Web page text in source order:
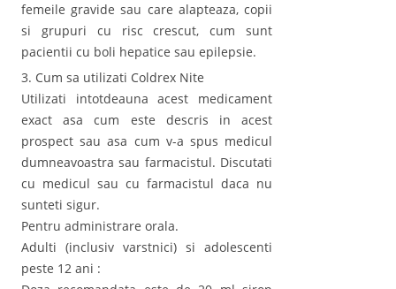
femeile gravide sau care alapteaza, copii
si grupuri cu risc crescut, cum sunt
pacientii cu boli hepatice sau epilepsie.
3. Cum sa utilizati Coldrex Nite
Utilizati intotdeauna acest medicament
exact asa cum este descris in acest
prospect sau asa cum v-a spus medicul
dumneavoastra sau farmacistul. Discutati
cu medicul sau cu farmacistul daca nu
sunteti sigur.
Pentru administrare orala.
Adulti (inclusiv varstnici) si adolescenti
peste 12 ani :